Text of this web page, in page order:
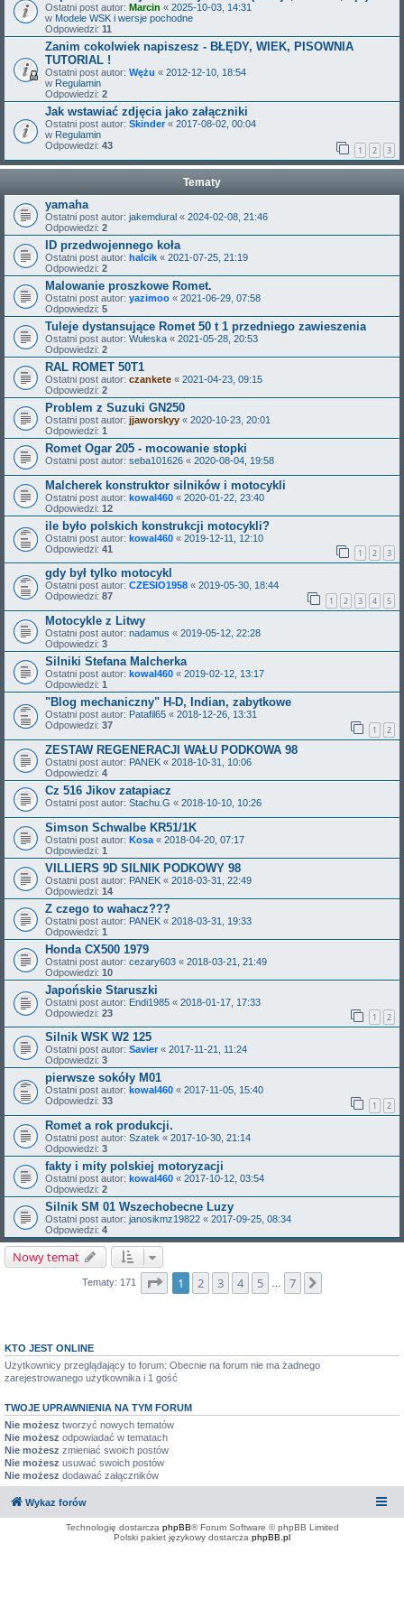
Ostatni post autor: Marcin « 2025-10-03, 14:31
w Modele WSK i wersje pochodne
Odpowiedzi: 11
Zanim cokolwiek napiszesz - BŁĘDY, WIEK, PISOWNIA
TUTORIAL !
Ostatni post autor: Wężu « 2012-12-10, 18:54
w Regulamin
Odpowiedzi: 2
Jak wstawiać zdjęcia jako załączniki
Ostatni post autor: Skinder« 2017-08-02, 00:04
w Regulamin
Odpowiedzi: 43 1 2 3
Tematy
yamaha
Ostatni post autor: jakemdural « 2024-02-08, 21:46
Odpowiedzi: 2
ID przedwojennego koła
Ostatni post autor: halcik « 2021-07-25, 21:19
Odpowiedzi: 2
Malowanie proszkowe Romet.
Ostatni post autor: yazimoo « 2021-06-29, 07:58
Odpowiedzi: 5
Tuleje dystansujące Romet 50 t 1 przedniego zawieszenia
Ostatni post autor: Wułeska « 2021-05-28, 20:53
Odpowiedzi: 2
RAL ROMET 50T1
Ostatni post autor: czankete « 2021-04-23, 09:15
Odpowiedzi: 2
Problem z Suzuki GN250
Ostatni post autor: jjaworskyy « 2020-10-23, 20:01
Odpowiedzi: 1
Romet Ogar 205 - mocowanie stopki
Ostatni post autor: seba101626 « 2020-08-04, 19:58
Malcherek konstruktor silników i motocykli
Ostatni post autor: kowal460 « 2020-01-22, 23:40
Odpowiedzi: 12
ile było polskich konstrukcji motocykli?
Ostatni post autor: kowal460 « 2019-12-11, 12:10
Odpowiedzi: 41 1 2 3
gdy był tylko motocykl
Ostatni post autor: CZESIO1958 « 2019-05-30, 18:44
Odpowiedzi: 87 1 2 3 4 5
Motocykle z Litwy
Ostatni post autor: nadamus « 2019-05-12, 22:28
Odpowiedzi: 3
Silniki Stefana Malcherka
Ostatni post autor: kowal460 « 2019-02-12, 13:17
Odpowiedzi: 1
"Blog mechaniczny" H-D, Indian, zabytkowe
Ostatni post autor: Patafil65 « 2018-12-26, 13:31
Odpowiedzi: 37 1 2
ZESTAW REGENERACJI WAŁU PODKOWA 98
Ostatni post autor: PANEK « 2018-10-31, 10:06
Odpowiedzi: 4
Cz 516 Jikov zatapiacz
Ostatni post autor: Stachu.G « 2018-10-10, 10:26
Simson Schwalbe KR51/1K
Ostatni post autor: Kosa « 2018-04-20, 07:17
Odpowiedzi: 1
VILLIERS 9D SILNIK PODKOWY 98
Ostatni post autor: PANEK « 2018-03-31, 22:49
Odpowiedzi: 14
Z czego to wahacz???
Ostatni post autor: PANEK « 2018-03-31, 19:33
Odpowiedzi: 1
Honda CX500 1979
Ostatni post autor: cezary603 « 2018-03-21, 21:49
Odpowiedzi: 10
Japońskie Staruszki
Ostatni post autor: Endi1985 « 2018-01-17, 17:33
Odpowiedzi: 23 1 2
Silnik WSK W2 125
Ostatni post autor: Savier« 2017-11-21, 11:24
Odpowiedzi: 3
pierwsze sokóły M01
Ostatni post autor: kowal460 « 2017-11-05, 15:40
Odpowiedzi: 33 1 2
Romet a rok produkcji.
Ostatni post autor: Szatek « 2017-10-30, 21:14
Odpowiedzi: 3
fakty i mity polskiej motoryzacji
Ostatni post autor: kowal460 « 2017-10-12, 03:54
Odpowiedzi: 2
Silnik SM 01 Wszechobecne Luzy
Ostatni post autor: janosikmz19822 « 2017-09-25, 08:34
Odpowiedzi: 4
Nowy temat
Tematy: 171 Strona1 z7
1 2 3 4 5 7
KTO JEST ONLINE
Użytkownicy przeglądający to forum: Obecnie na forum nie ma żadnego
zarejestrowanego użytkownika i 1 gość
TWOJE UPRAWNIENIA NA TYM FORUM
Nie możesz tworzyć nowych tematów
Nie możesz odpowiadać w tematach
Nie możesz zmieniać swoich postów
Nie możesz usuwać swoich postów
Nie możesz dodawać załączników
Wykaz forów
Technologię dostarcza phpBB® Forum Software © phpBB Limited
Polski pakiet językowy dostarcza phpBB.pl